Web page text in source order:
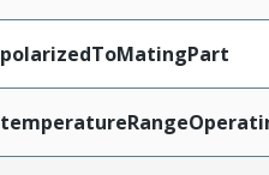
polarizedToMatingPart